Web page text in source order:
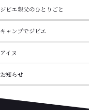
ジビエ親父のひとりごと
キャンプでジビエ
アイヌ
お知らせ